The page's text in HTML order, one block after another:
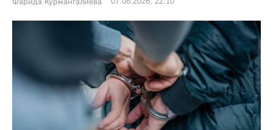
Фарида Курмангалиева